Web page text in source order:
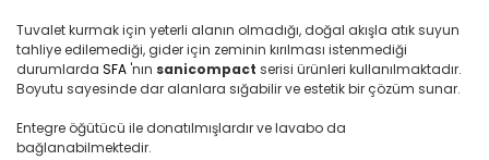
Tuvalet kurmak için yeterli alanın olmadığı, doğal akışla atık suyun
tahliye edilemediği, gider için zeminin kırılması istenmediği
durumlarda SFA'nın sanicompact serisi ürünleri kullanılmaktadır.
Boyutu sayesinde dar alanlara sığabilir ve estetik bir çözüm sunar.
Entegre öğütücü ile donatılmışlardır ve lavabo da
bağlanabilmektedir.